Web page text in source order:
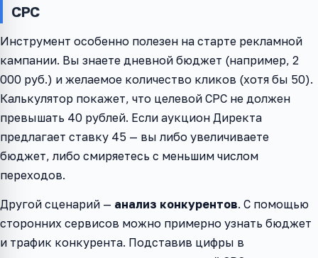
CPC
Инструмент особенно полезен на старте рекламной
кампании. Вы знаете дневной бюджет (например, 2
000 руб.) и желаемое количество кликов (хотя бы 50).
Калькулятор покажет, что целевой CPC не должен
превышать 40 рублей. Если аукцион Директа
предлагает ставку 45 — вы либо увеличиваете
бюджет, либо смиряетесь с меньшим числом
переходов.
Другой сценарий — анализ конкурентов. С помощью
сторонних сервисов можно примерно узнать бюджет
и трафик конкурента. Подставив цифры в